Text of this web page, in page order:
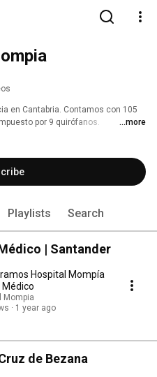
en Cantabria. Contamos con 105
por 9 quirófanos.
...more
Playlists Search
| Santander
Hospital Mompía
Mompia
1 year ago
de Bezana